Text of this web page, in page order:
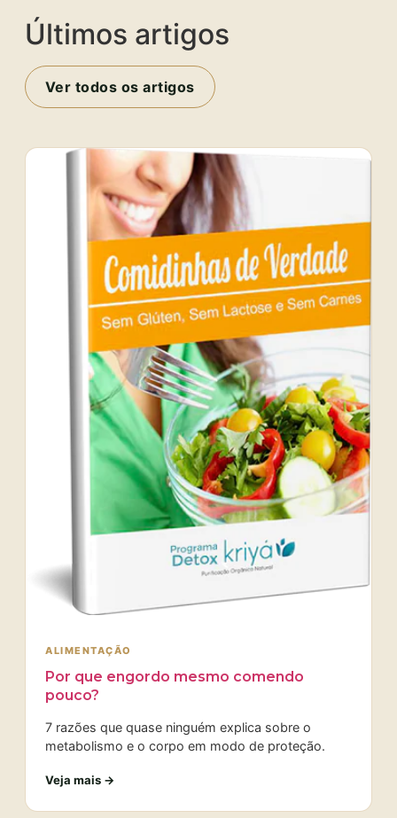
Últimos artigos
Ver todos os artigos
ALIMENTAÇÃO
Por que engordo mesmo comendo
pouco?
7 razões que quase ninguém explica sobre o
metabolismo e o corpo em modo de proteção.
Veja mais →